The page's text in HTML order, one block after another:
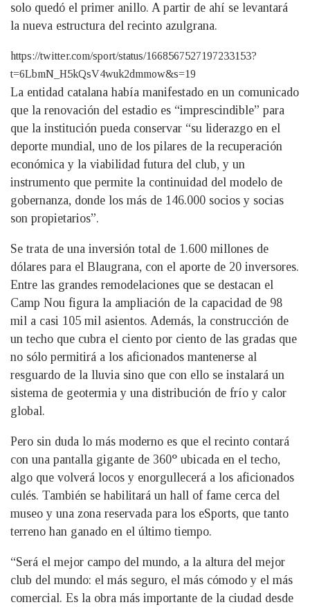
solo quedó el primer anillo. A partir de ahí se levantará
la nueva estructura del recinto azulgrana.
https://twitter.com/sport/status/1668567527197233153?
t=6LbmN_H5kQsV4wuk2dmmow&s=19
La entidad catalana había manifestado en un comunicado
que la renovación del estadio es “imprescindible” para
que la institución pueda conservar “su liderazgo en el
deporte mundial, uno de los pilares de la recuperación
económica y la viabilidad futura del club, y un
instrumento que permite la continuidad del modelo de
gobernanza, donde los más de 146.000 socios y socias
son propietarios”.
Se trata de una inversión total de 1.600 millones de
dólares para el Blaugrana, con el aporte de 20 inversores.
Entre las grandes remodelaciones que se destacan el
Camp Nou figura la ampliación de la capacidad de 98
mil a casi 105 mil asientos. Además, la construcción de
un techo que cubra el ciento por ciento de las gradas que
no sólo permitirá a los aficionados mantenerse al
resguardo de la lluvia sino que con ello se instalará un
sistema de geotermia y una distribución de frío y calor
global.
Pero sin duda lo más moderno es que el recinto contará
con una pantalla gigante de 360° ubicada en el techo,
algo que volverá locos y enorgullecerá a los aficionados
culés. También se habilitará un hall of fame cerca del
museo y una zona reservada para los eSports, que tanto
terreno han ganado en el último tiempo.
“Será el mejor campo del mundo, a la altura del mejor
club del mundo: el más seguro, el más cómodo y el más
comercial. Es la obra más importante de la ciudad desde